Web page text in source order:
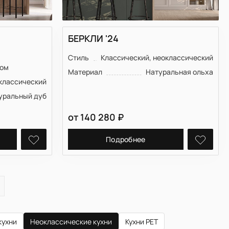
дуб
БЕРКЛИ '24
Стиль
Классический, неоклассический
Материал
Натуральная ольха
от 140 280 ₽
Подробнее
Неоклассические кухни Кухни PET